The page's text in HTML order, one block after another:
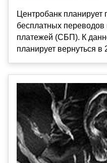
Центробанк планирует
бесплатных
платежей (СБП). К
планирует вернуться в